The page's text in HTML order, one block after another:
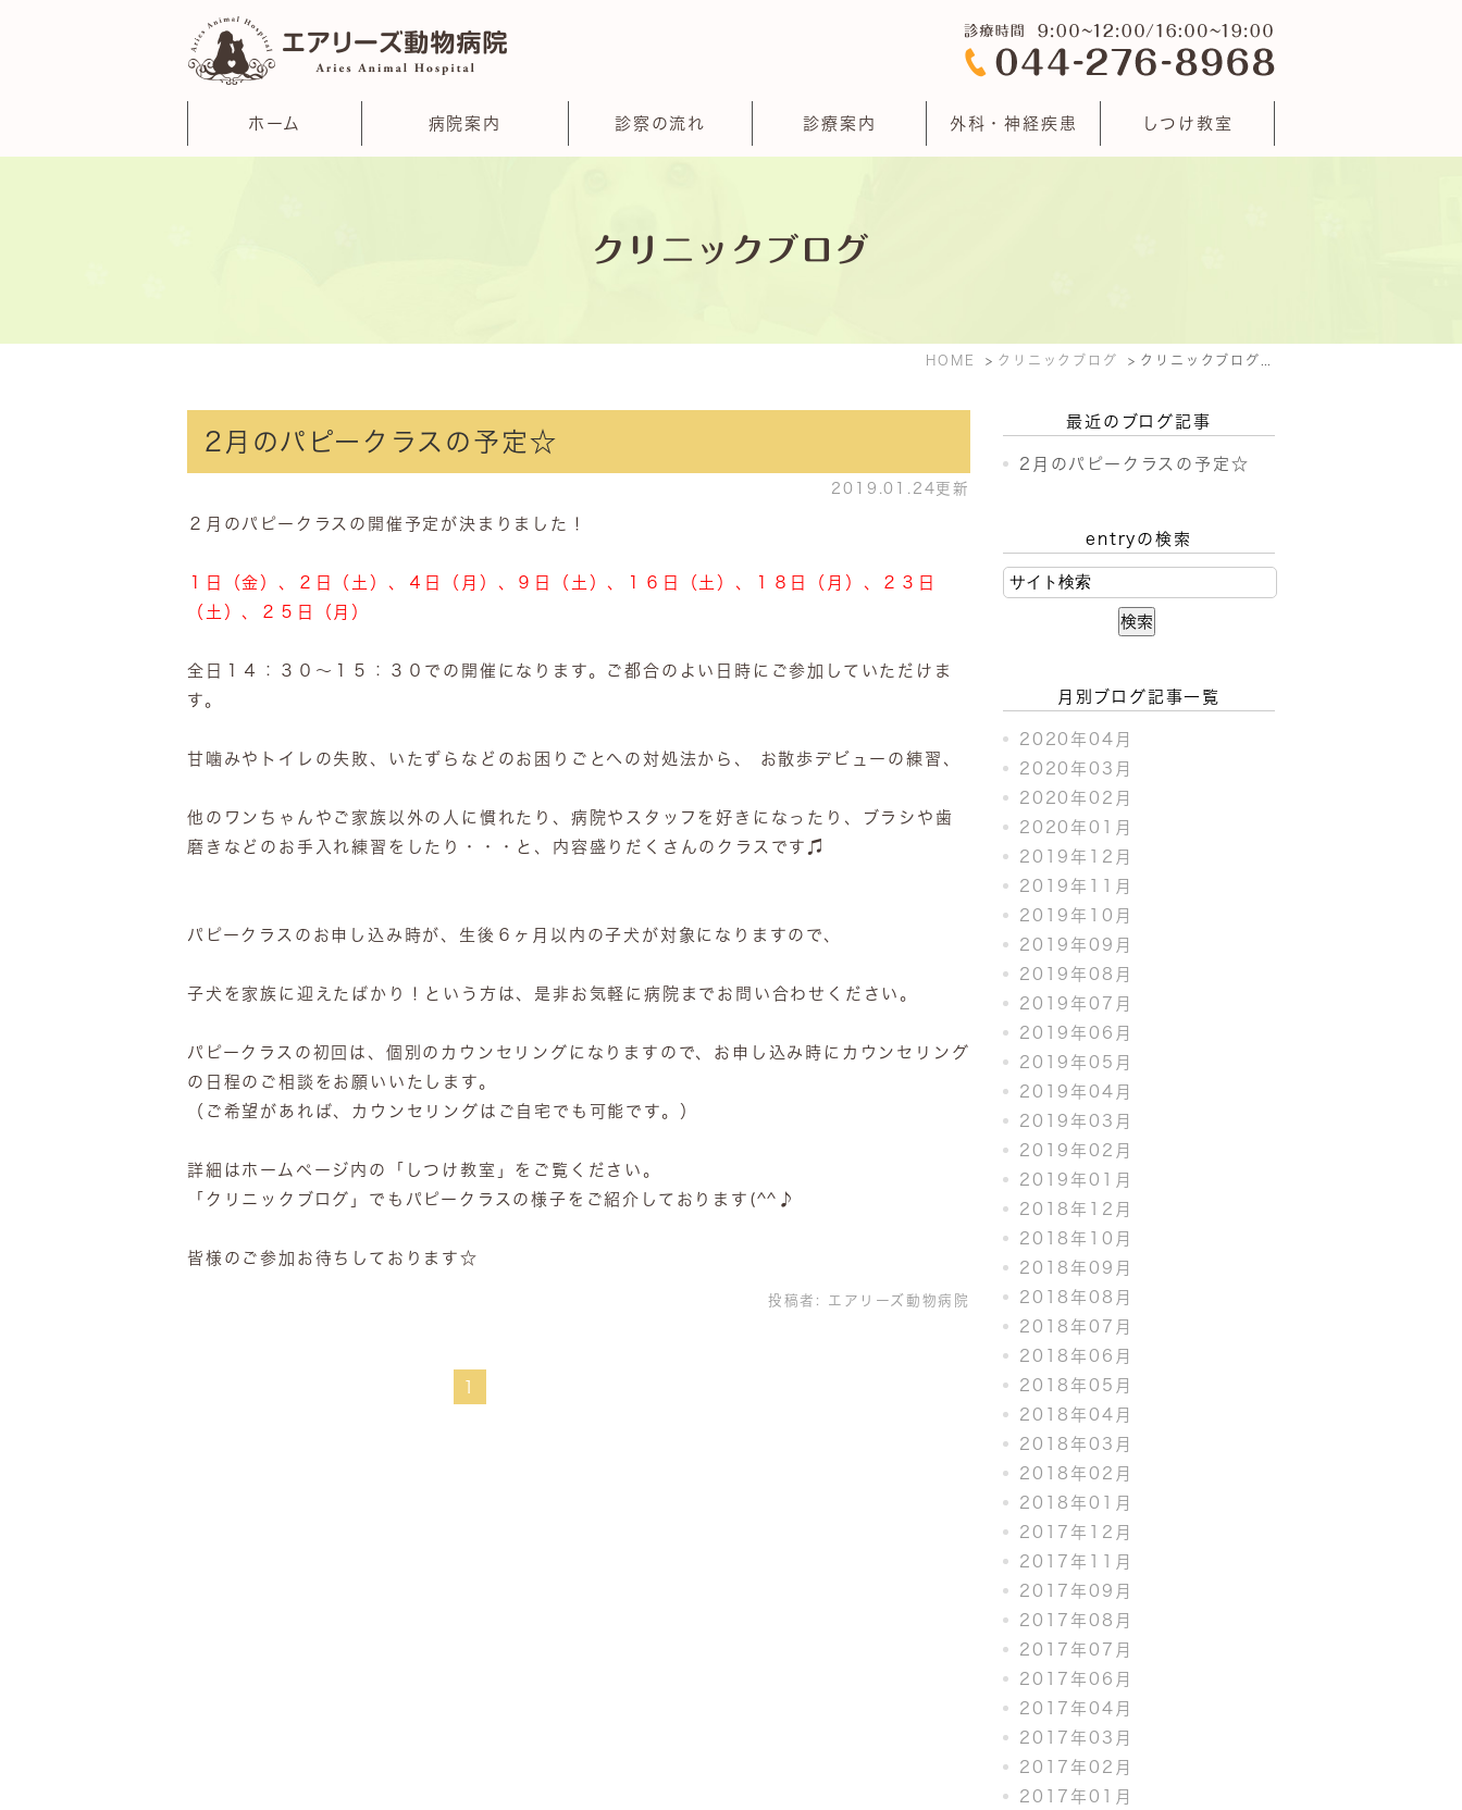
ホーム 病院案内 診察の流れ 診療案内 外科・神経疾患 しつけ教室
クリニックブログ
HOME クリニックブログ
2月のパピークラスの予定☆
2019.01.24更新
２月のパピークラスの開催予定が決まりました！
１日（金）、２日（土）、４日（月）、９日（土）、１６日（土）、１８日（月）、２３日
（土）、２５日（月）
全日１４：３０～１５：３０での開催になります。ご都合のよい日時にご参加していただけま
す。
甘噛みやトイレの失敗、いたずらなどのお困りごとへの対処法から、 お散歩デビューの練習、
他のワンちゃんやご家族以外の人に慣れたり、病院やスタッフを好きになったり、ブラシや歯
磨きなどのお手入れ練習をしたり・・・と、内容盛りだくさんのクラスです♫
パピークラスのお申し込み時が、生後６ヶ月以内の子犬が対象になりますので、
子犬を家族に迎えたばかり！という方は、是非お気軽に病院までお問い合わせください。
パピークラスの初回は、個別のカウンセリングになりますので、お申し込み時にカウンセリング
の日程のご相談をお願いいたします。
（ご希望があれば、カウンセリングはご自宅でも可能です。）
詳細はホームページ内の「しつけ教室」をご覧ください。
「クリニックブログ」でもパピークラスの様子をご紹介しております(^^♪
皆様のご参加お待ちしております☆
投稿者: エアリーズ動物病院
1
最近のブログ記事
2月のパピークラスの予定☆
entryの検索
月別ブログ記事一覧
2020年04月
2020年03月
2020年02月
2020年01月
2019年12月
2019年11月
2019年10月
2019年09月
2019年08月
2019年07月
2019年06月
2019年05月
2019年04月
2019年03月
2019年02月
2019年01月
2018年12月
2018年10月
2018年09月
2018年08月
2018年07月
2018年06月
2018年05月
2018年04月
2018年03月
2018年02月
2018年01月
2017年12月
2017年11月
2017年09月
2017年08月
2017年07月
2017年06月
2017年04月
2017年03月
2017年02月
2017年01月